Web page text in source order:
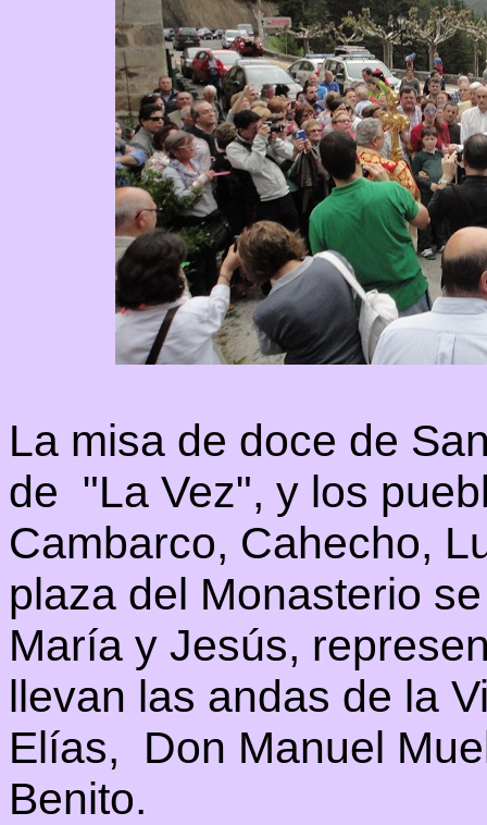
La misa de doce de
de "La Vez", y los
Cambarco, Cahecho,
plaza del Monasterio
María y Jesús,
llevan las andas de la
Elías, Don Manuel
Benito.